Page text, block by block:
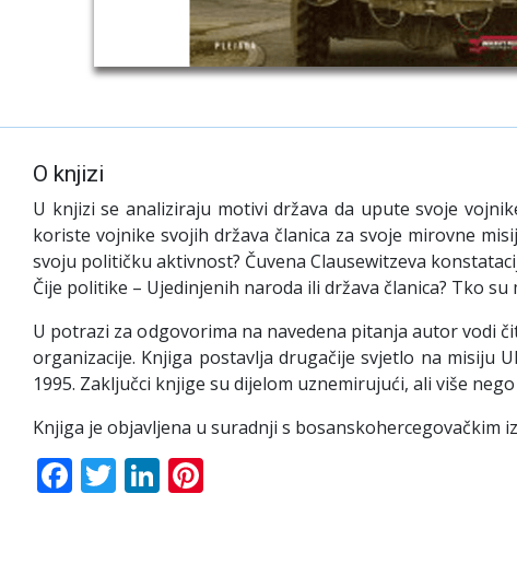
O knjizi
U knjizi se analiziraju motivi država da upute svoje
koriste vojnike svojih država članica za svoje mirovne
svoju političku aktivnost? Čuvena Clausewitzeva
Čije politike – Ujedinjenih naroda ili država članica? Tko
U potrazi za odgovorima na navedena pitanja autor vodi
organizacije. Knjiga postavlja drugačije svjetlo na misiju
1995. Zaključci knjige su dijelom uznemirujući, ali više
Knjiga je objavljena u suradnji s bosanskohercegovačkim
Facebook
TwitterLinkedIn